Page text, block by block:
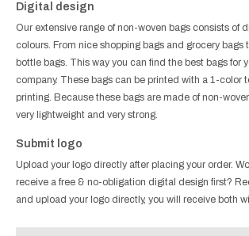
Digital design
Our extensive range of non-woven bags consists of
colours. From nice shopping bags and grocery bags
bottle bags. This way you can find the best bags for
company. These bags can be printed with a 1-color
printing. Because these bags are made of non-
very lightweight and very strong.
Submit logo
Upload your logo directly after placing your order.
receive a free & no-obligation digital design first?
and upload your logo directly, you will receive both